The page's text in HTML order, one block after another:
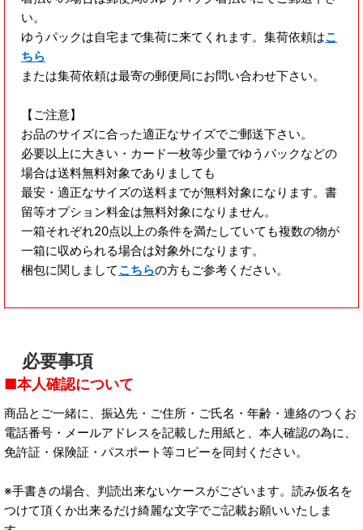
い。
ゆうパックは自宅まで集荷に来てくれます。集荷依頼はこ
ちら
または集荷依頼は最寄の郵便局にお問い合わせ下さい。
【ご注意】
お品のサイズに合った適正なサイズでご郵送下さい。
必要以上に大きい・カード一枚等少量でゆうパックなどの
場合は送料無料対象でありましても
最安・適正なサイズの送料までが無料対象になります。書
留等オプション料金は無料対象になりません。
一箱それぞれ20点以上の条件を満たしていても複数の物が
一箱に収められる場合は対象外になります。
梱包に関しましてこちらの方もご参考ください。
必要事項
本人確認について
商品とご一緒に、振込先・ご住所・ご氏名・年齢・連絡のつくお
電話番号・メールアドレスを記載した用紙と、本人確認の為に、
免許証・保険証・パスポート等コピーを同封ください。
※手書きの場合、判読出来ないケースがございます。読み仮名を
つけて頂くか出来るだけ綺麗な文字でご記載お願いいたしま